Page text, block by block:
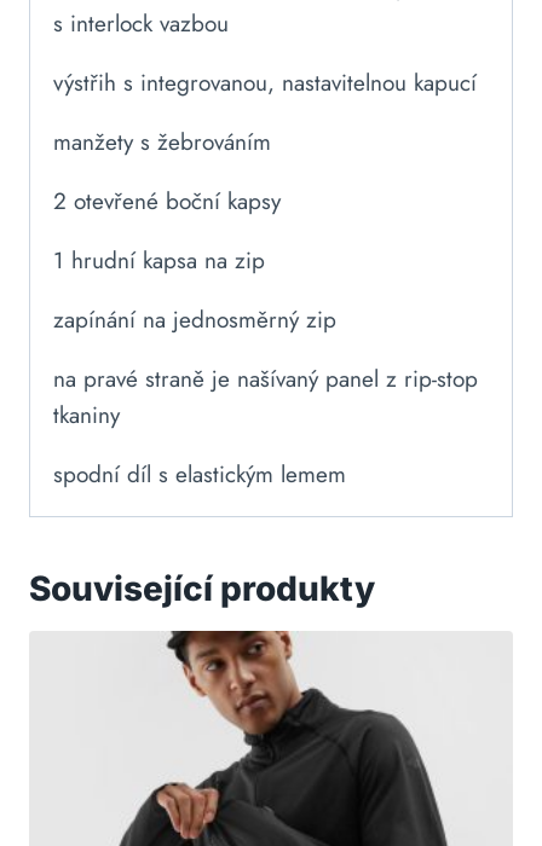
s interlock vazbou
výstřih s integrovanou, nastavitelnou kapucí
manžety s žebrováním
2 otevřené boční kapsy
1 hrudní kapsa na zip
zapínání na jednosměrný zip
na pravé straně je našívaný panel z rip-stop
tkaniny
spodní díl s elastickým lemem
Související produkty